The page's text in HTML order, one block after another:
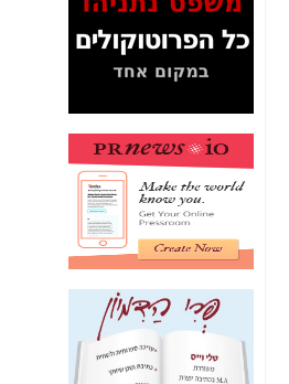
מוכיחים "תפירת תיק"
לאיש הלא נכון! -כאן
עובדות ומסמכים
האם ביבי כשר
תקשורת עזר לקב'
בזק? -כאן
מה מקור ה-Fake
News שהביא לתפירת
תיק לביבי והעלמת
החשודים הנכונים -כאן
אחת הרגליים של "תיק
4000 התפור"
התמוטטה היום
בניצחון (כפול) של בזק
-
כאן